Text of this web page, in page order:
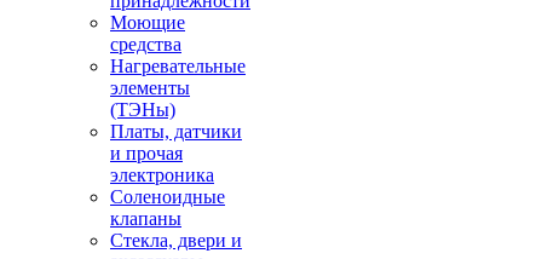
Моющие
средства
Нагревательные
элементы
(ТЭНы)
Платы, датчики
и прочая
электроника
Соленоидные
клапаны
Стекла, двери и